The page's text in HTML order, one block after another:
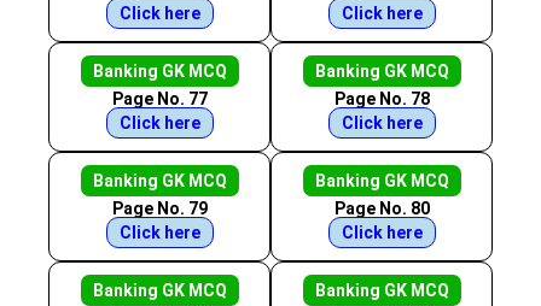
Click here
Click here
Banking GK MCQ
Page No. 77
Click here
Banking GK MCQ
Page No. 78
Click here
Banking GK MCQ
Page No. 79
Click here
Banking GK MCQ
Page No. 80
Click here
Banking GK MCQ
Banking GK MCQ